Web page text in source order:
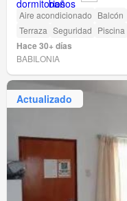
Aire acondicionado Balcón
Terraza Seguridad Piscina
Hace 30+ días
BABILONIA
Actualizado